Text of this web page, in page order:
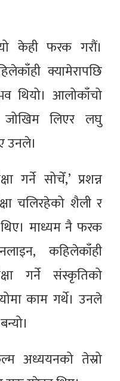
केही फरक गरौं।
क्यामेरापछि
थियो। आलोकाँचो
लिएर लघु
उनले।
गर्ने सोचेँ,’ प्रशन्न
चलिरहेको शैली र
थिए। माध्यम नै फरक
कहिलेकाँही
गर्ने संस्कृतिको
काम गर्थे। उनले
अध्ययनको तेस्रो